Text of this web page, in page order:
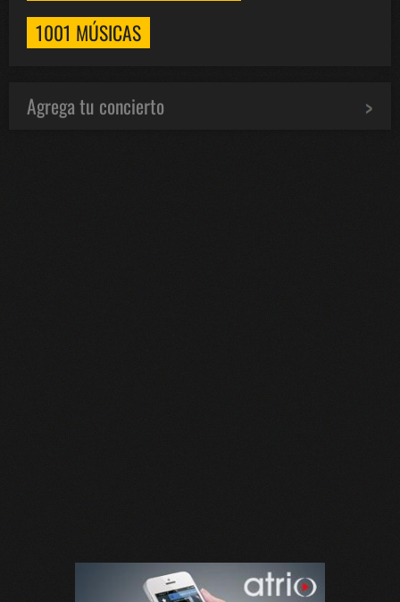
1001 MÚSICAS
Agrega tu concierto